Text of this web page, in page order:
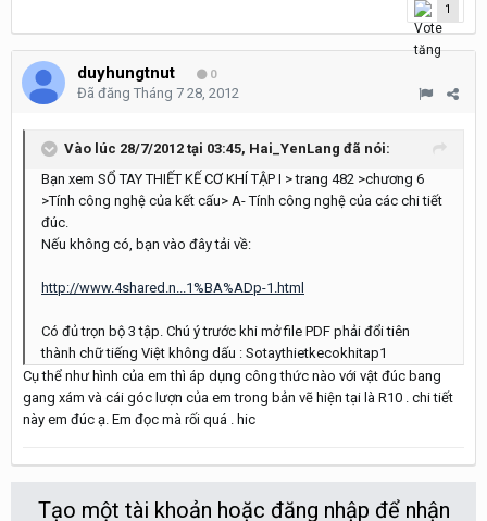
1
duyhungtnut 0
Đã đăng Tháng 7 28, 2012
Vào lúc 28/7/2012 tại 03:45, Hai_YenLang đã nói:
Bạn xem SỔ TAY THIẾT KẾ CƠ KHÍ TẬP I > trang 482 >chương 6
>Tính công nghệ của kết cấu> A- Tính công nghệ của các chi tiết
đúc.
Nếu không có, bạn vào đây tải về:
http://www.4shared.n...1%BA%ADp-1.html
Có đủ trọn bộ 3 tập. Chú ý trước khi mở file PDF phải đổi tiên
thành chữ tiếng Việt không dấu : Sotaythietkecokhitap1
Cụ thể như hình của em thì áp dụng công thức nào với vật đúc bang
gang xám và cái góc lượn của em trong bản vẽ hiện tại là R10 . chi tiết
này em đúc ạ. Em đọc mà rối quá . hic
Tạo một tài khoản hoặc đăng nhập để nhận